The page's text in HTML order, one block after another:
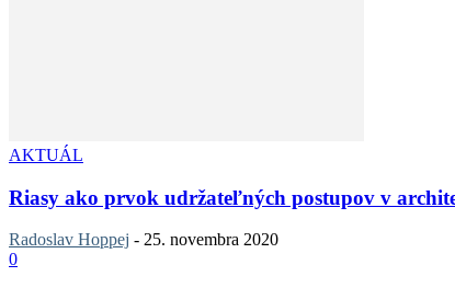
AKTUÁL
Riasy ako prvok udržateľných postupov v
Radoslav Hoppej - 25. novembra 2020
0